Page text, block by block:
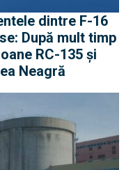
dintre F-16
După mult timp
RC-135 și
Neagră